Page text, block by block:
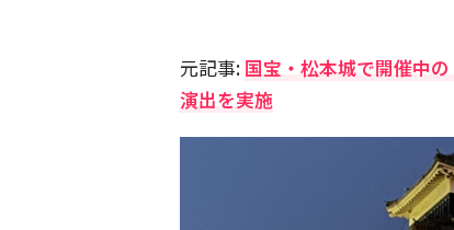
元記事: 国宝・松本城で開催中
演出を実施